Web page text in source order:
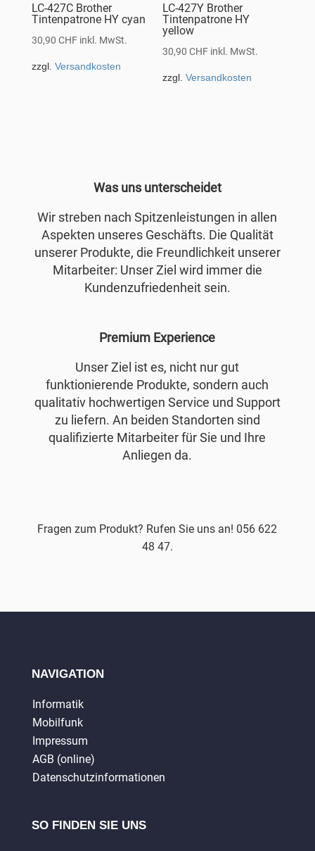
LC-427C Brother
Tintenpatrone HY cyan
30,90 CHF inkl. MwSt.
zzgl. Versandkosten
LC-427Y Brother
Tintenpatrone HY
yellow
30,90CHF inkl. MwSt.
zzgl.Versandkosten
Was uns unterscheidet
Wir streben nach Spitzenleistungen in allen
Aspekten unseres Geschäfts. Die Qualität
unserer Produkte, die Freundlichkeit unserer
Mitarbeiter: Unser Ziel wird immer die
Kundenzufriedenheit sein.
Premium Experience
Unser Ziel ist es, nicht nur gut
funktionierende Produkte, sondern auch
qualitativ hochwertigen Service und Support
zu liefern. An beiden Standorten sind
qualifizierte Mitarbeiter für Sie und Ihre
Anliegen da.
Fragen zum Produkt? Rufen Sie uns an! 056 622
48 47.
NAVIGATION
Informatik
Mobilfunk
Impressum
AGB (online)
Datenschutzinformationen
SO FINDEN SIE UNS